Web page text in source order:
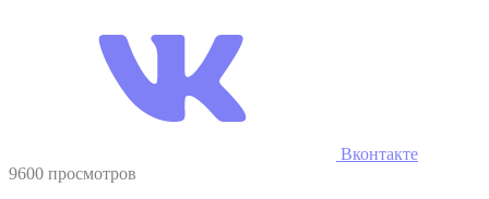
Вконтакте
9600 просмотров